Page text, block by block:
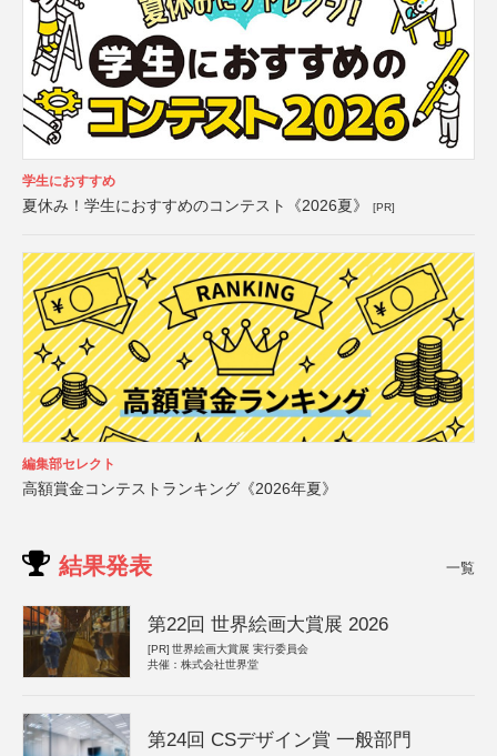
学生におすすめ
夏休み！学生におすすめのコンテスト《2026夏》 [PR]
編集部セレクト
高額賞金コンテストランキング《2026年夏》
結果発表 一覧
第22回 世界絵画大賞展 2026
[PR] 世界絵画大賞展 実行委員会
共催：株式会社世界堂
第24回 CSデザイン賞 一般部門